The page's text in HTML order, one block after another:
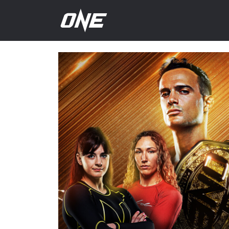
अगला
इवेंट